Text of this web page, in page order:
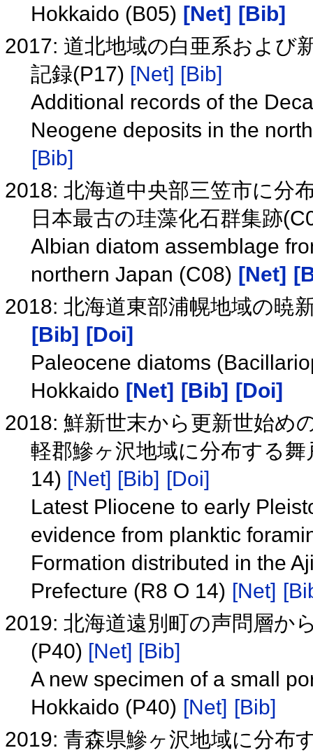
Hokkaido (B05) [Net]
[Bib]
2017: 道北地域の白亜系および
記録(P17) [Net] [Bib]
Additional records of the
Neogene deposits in the
[Bib]
2018: 北海道中央部三笠市に分
日本最古の珪藻化石群集跡
Albian diatom assemblage
northern Japan (C08) [Net]
2018: 北海道東部浦幌地域の暁
[Bib]
[Doi]
Paleocene diatoms
Hokkaido [Net] [Bib]
[Doi]
2018: 鮮新世末から更新世始め
軽郡鰺ヶ沢地域に分布する
14) [Net] [Bib] [Doi]
Latest Pliocene to early
evidence from planktic
Formation distributed in the
Prefecture (R8 O 14) [Net]
2019: 北海道遠別町の声問層か
(P40) [Net] [Bib]
A new specimen of a small
Hokkaido (P40) [Net] [Bib]
2019: 青森県鰺ヶ沢地域に分布